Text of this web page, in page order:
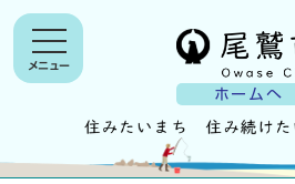
ホームへ
メニュー